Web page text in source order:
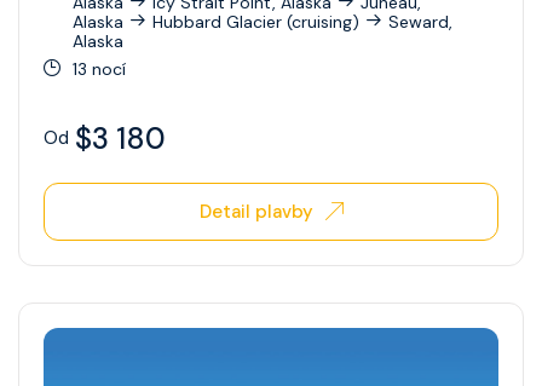
Celebrity Xperience
Celebrity Xploration
Alaska
Hubbard Glacier (cruising)
Seward,
Alaska
13 nocí
Od $3 180
Detail plavby